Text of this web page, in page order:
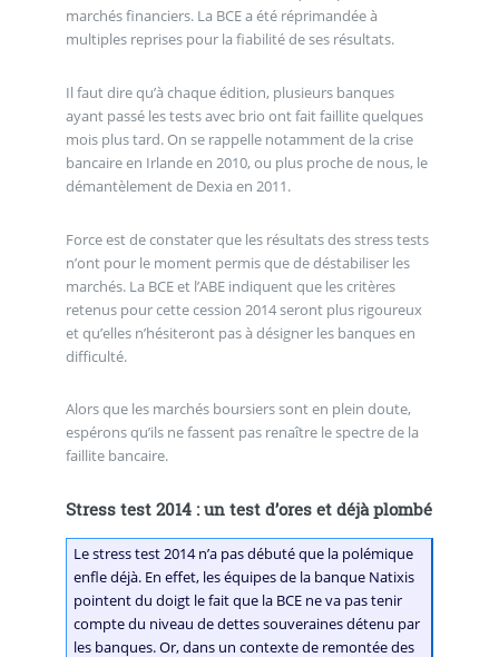
marchés financiers. La BCE a été réprimandée à
multiples reprises pour la fiabilité de ses résultats.
Il faut dire qu’à chaque édition, plusieurs banques
ayant passé les tests avec brio ont fait faillite quelques
mois plus tard. On se rappelle notamment de la crise
bancaire en Irlande en 2010, ou plus proche de nous, le
démantèlement de Dexia en 2011.
Force est de constater que les résultats des stress tests
n’ont pour le moment permis que de déstabiliser les
marchés. La BCE et l’ABE indiquent que les critères
retenus pour cette cession 2014 seront plus rigoureux
et qu’elles n’hésiteront pas à désigner les banques en
difficulté.
Alors que les marchés boursiers sont en plein doute,
espérons qu’ils ne fassent pas renaître le spectre de la
faillite bancaire.
Stress test 2014 : un test d’ores et déjà plombé
Le stress test 2014 n’a pas débuté que la polémique
enfle déjà. En effet, les équipes de la banque Natixis
pointent du doigt le fait que la BCE ne va pas tenir
compte du niveau de dettes souveraines détenu par
les banques. Or, dans un contexte de remontée des